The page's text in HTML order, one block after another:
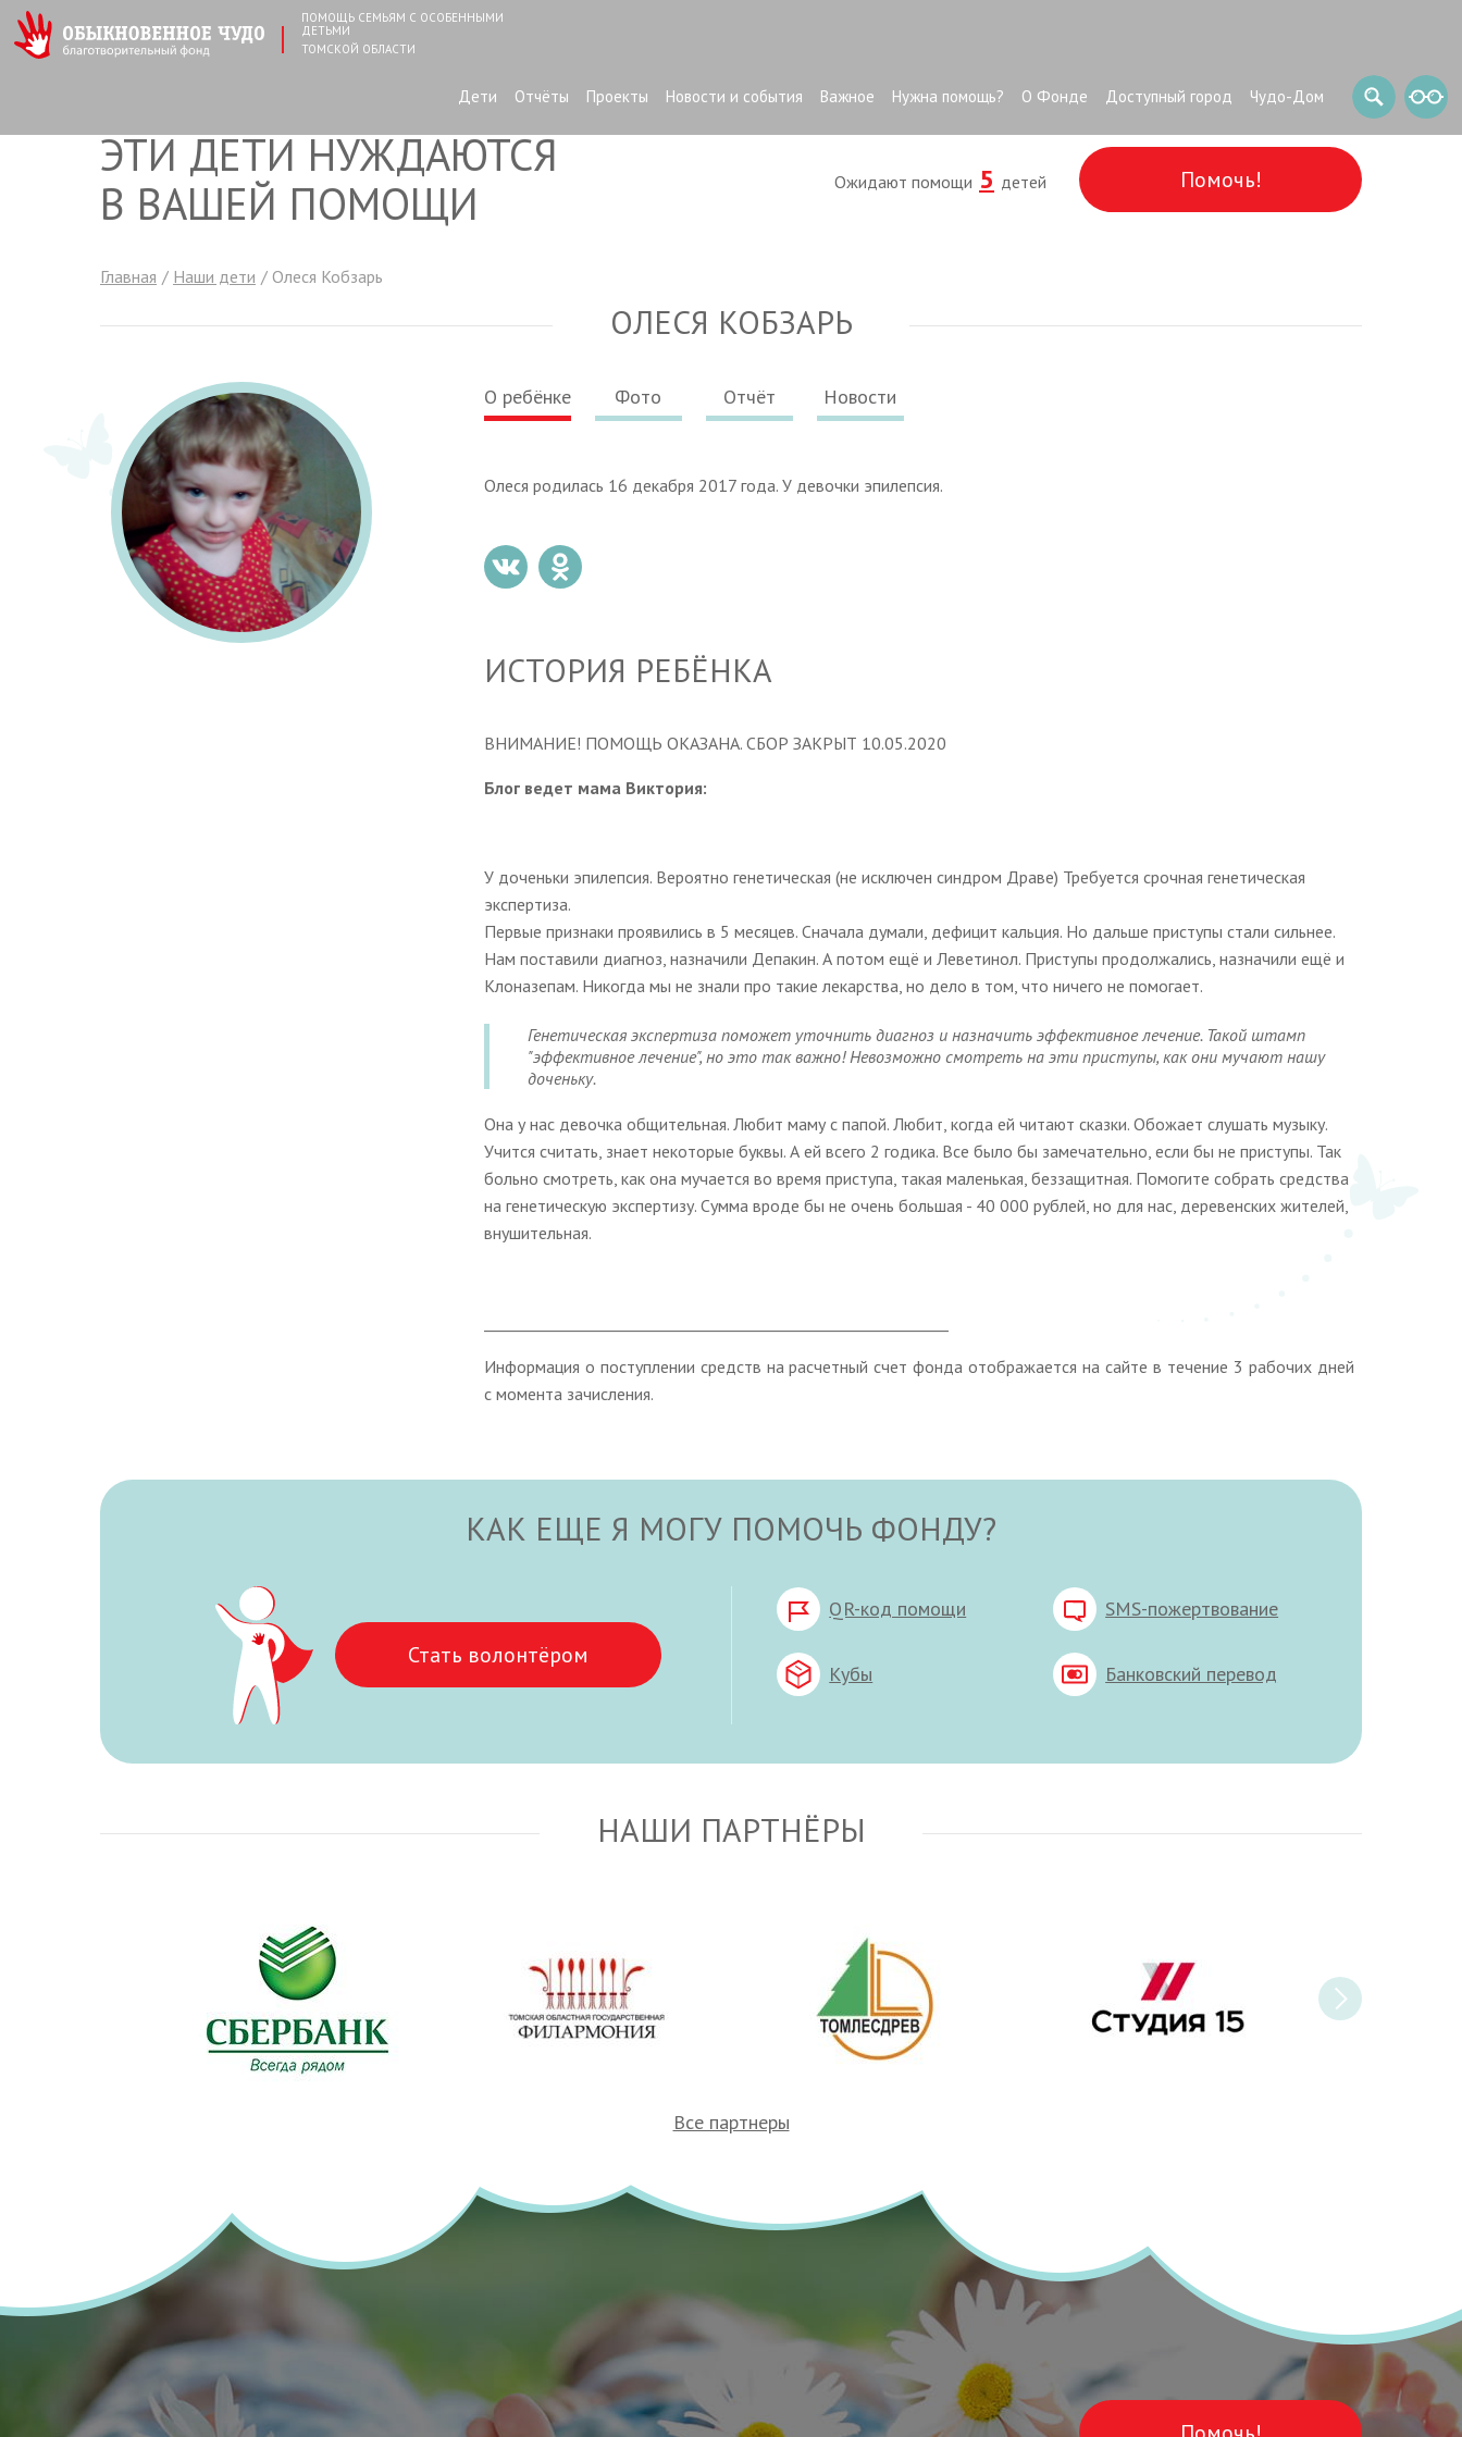
ПОМОЩЬ СЕМЬЯМ С ОСОБЕННЫМИ
ДЕТЬМИ
ТОМСКОЙ ОБЛАСТИ
Дети Отчёты Проекты Новости и события Важное Нужна помощь? О Фонде Доступный город Чудо-Дом
ЭТИ ДЕТИ НУЖДАЮТСЯ
В ВАШЕЙ ПОМОЩИ
Ожидают помощи 5 детей Помочь!
Главная Наши дети Олеся Кобзарь
ОЛЕСЯ КОБЗАРЬ
О ребёнке Фото Отчёт Новости
Олеся родилась 16 декабря 2017 года. У девочки эпилепсия.
ИСТОРИЯ РЕБЁНКА
ВНИМАНИЕ! ПОМОЩЬ ОКАЗАНА. СБОР ЗАКРЫТ 10.05.2020
Блог ведет мама Виктория:
У доченьки эпилепсия. Вероятно генетическая (не исключен синдром Драве) Требуется срочная генетическая
экспертиза.
Первые признаки проявились в 5 месяцев. Сначала думали, дефицит кальция. Но дальше приступы стали сильнее.
Нам поставили диагноз, назначили Депакин. А потом ещё и Леветинол. Приступы продолжались, назначили ещё и
Клоназепам. Никогда мы не знали про такие лекарства, но дело в том, что ничего не помогает.
Генетическая экспертиза поможет уточнить диагноз и назначить эффективное лечение. Такой штамп
"эффективное лечение", но это так важно! Невозможно смотреть на эти приступы, как они мучают нашу
доченьку.
Она у нас девочка общительная. Любит маму с папой. Любит, когда ей читают сказки. Обожает слушать музыку.
Учится считать, знает некоторые буквы. А ей всего 2 годика. Все было бы замечательно, если бы не приступы. Так
больно смотреть, как она мучается во время приступа, такая маленькая, беззащитная. Помогите собрать средства
на генетическую экспертизу. Сумма вроде бы не очень большая - 40 000 рублей, но для нас, деревенских жителей,
внушительная.
Информация о поступлении средств на расчетный счет фонда отображается на сайте в течение 3 рабочих дней
с момента зачисления.
КАК ЕЩЕ Я МОГУ ПОМОЧЬ ФОНДУ?
Стать волонтёром
QR-код помощи SMS-пожертвование
Кубы Банковский перевод
НАШИ ПАРТНЁРЫ
Все партнеры